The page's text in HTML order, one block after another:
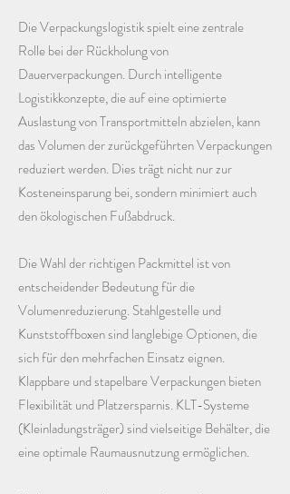
Die Verpackungslogistik spielt eine zentrale
Rolle bei der Rückholung von
Dauerverpackungen. Durch intelligente
Logistikkonzepte, die auf eine optimierte
Auslastung von Transportmitteln abzielen, kann
das Volumen der zurückgeführten Verpackungen
reduziert werden. Dies trägt nicht nur zur
Kosteneinsparung bei, sondern minimiert auch
den ökologischen Fußabdruck.
Die Wahl der richtigen Packmittel ist von
entscheidender Bedeutung für die
Volumenreduzierung. Stahlgestelle und
Kunststoffboxen sind langlebige Optionen, die
sich für den mehrfachen Einsatz eignen.
Klappbare und stapelbare Verpackungen bieten
Flexibilität und Platzersparnis. KLT-Systeme
(Kleinladungsträger) sind vielseitige Behälter, die
eine optimale Raumausnutzung ermöglichen.